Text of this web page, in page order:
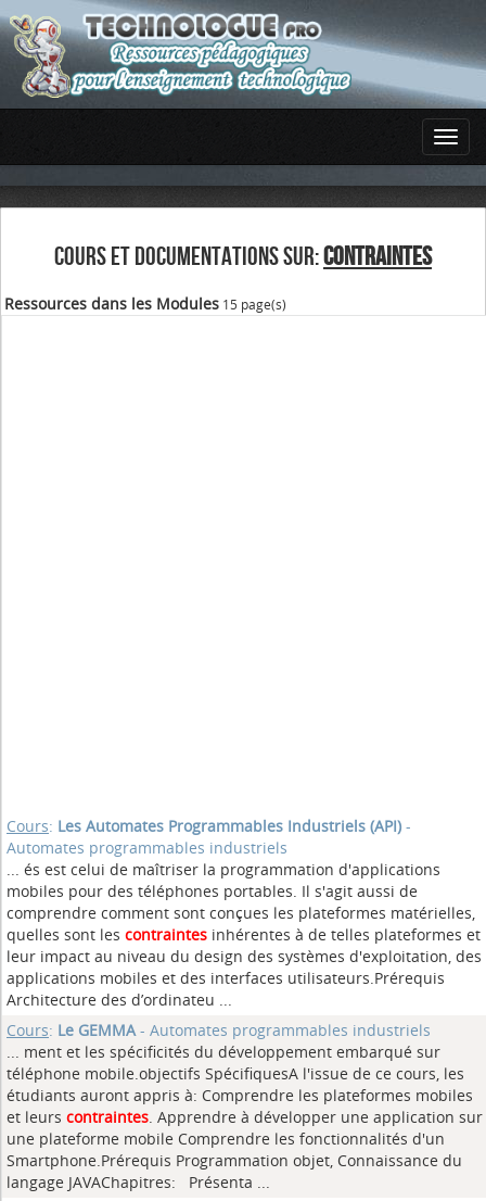
COURS ET DOCUMENTATIONS SUR:CONTRAINTES
Ressources dans les Modules 15 page(s)
Cours: Les Automates Programmables Industriels (API) -
Automates programmables industriels
... és est celui de maîtriser la programmation d'applications
mobiles pour des téléphones portables. Il s'agit aussi de
comprendre comment sont conçues les plateformes matérielles,
quelles sont les contraintes inhérentes à de telles plateformes et
leur impact au niveau du design des systèmes d'exploitation, des
applications mobiles et des interfaces utilisateurs.Prérequis
Architecture des d’ordinateu ...
Cours: Le GEMMA- Automates programmables industriels
... ment et les spécificités du développement embarqué sur
téléphone mobile.objectifs SpécifiquesA l'issue de ce cours, les
étudiants auront appris à: Comprendre les plateformes mobiles
et leurs contraintes. Apprendre à développer une application sur
une plateforme mobile Comprendre les fonctionnalités d'un
Smartphone.Prérequis Programmation objet, Connaissance du
langage JAVAChapitres: Présenta ...